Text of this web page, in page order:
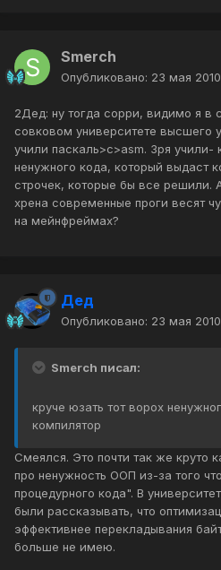
Smerch
Опубликовано: 23 мая 2010
2Дед: ну тогда сорри, видимо я в
совковом университете высшего
учили паскаль>c>asm. Зря учили-
ненужного кода, который выдаст
строчек, которые бы все решили.
хрена современные проги весят
на мейнфреймах?
Дед
Опубликовано: 23 мая 2010
Smerch писал:
круче юзать тот ворох
компилятор
Смеялся. Это почти так же круто
про ненужность ООП из-за того
процедурного кода". В
были рассказывать, что
эффективнее перекладывания
больше не имею.